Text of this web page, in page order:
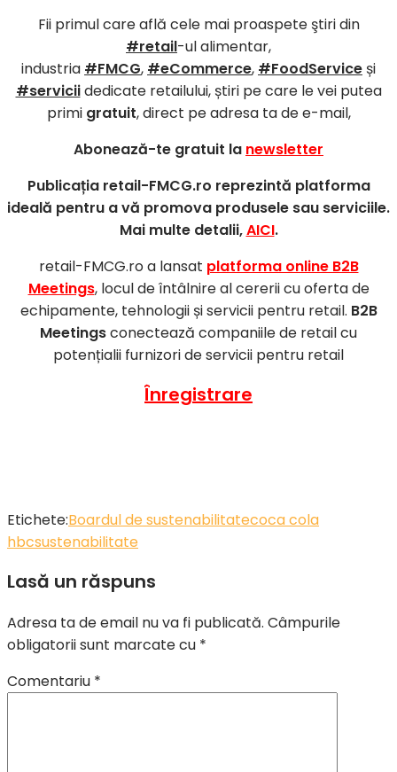
Fii primul care află cele mai proaspete ştiri din
#retail-ul alimentar,
industria #FMCG, #eCommerce, #FoodServiceși
#serviciidedicate retailului, știri pe care le vei putea
primi gratuit, direct pe adresa ta de e-mail,
Abonează-te gratuit la newsletter
Publicația retail-FMCG.ro reprezintă platforma
ideală pentru a vă promova produsele sau serviciile.
Mai multe detalii,AICI.
retail-FMCG.ro a lansat platforma online B2B
Meetings, locul de întâlnire al cererii cu oferta de
echipamente, tehnologii și servicii pentru retail. B2B
Meetingsconectează companiile de retail cu
potențialii furnizori de servicii pentru retail
Înregistrare
Etichete:Boardul de sustenabilitatecoca cola
hbcsustenabilitate
Lasă un răspuns
Adresa ta de email nu va fi publicată. Câmpurile
obligatorii sunt marcate cu *
Comentariu *